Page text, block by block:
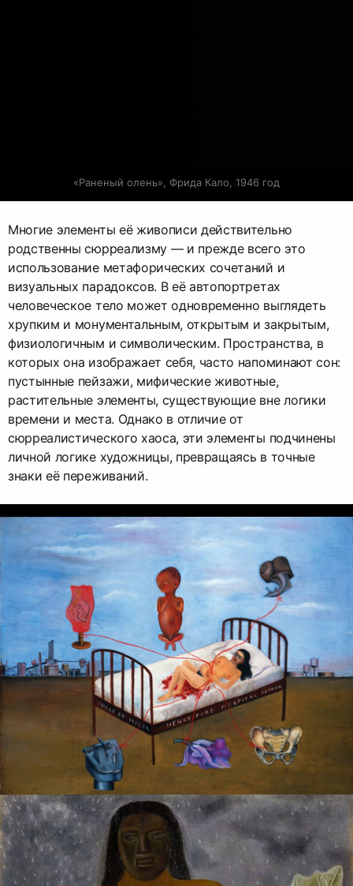
«Раненый олень», Фрида Кало, 1946 год
Многие элементы её живописи действительно
родственны сюрреализму — и прежде всего это
использование метафорических сочетаний и
визуальных парадоксов. В её автопортретах
человеческое тело может одновременно выглядеть
хрупким и монументальным, открытым и закрытым,
физиологичным и символическим. Пространства, в
которых она изображает себя, часто напоминают сон:
пустынные пейзажи, мифические животные,
растительные элементы, существующие вне логики
времени и места. Однако в отличие от
сюрреалистического хаоса, эти элементы подчинены
личной логике художницы, превращаясь в точные
знаки её переживаний.